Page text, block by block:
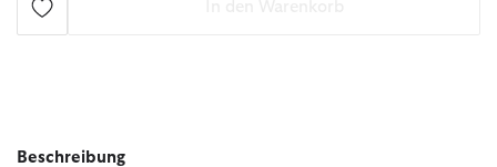
Beschreibung